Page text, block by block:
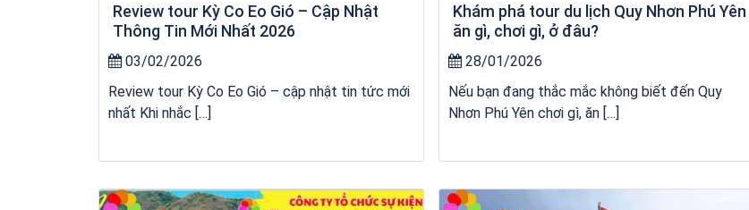
Review tour Kỳ Co Eo Gió – Cập Nhật
Thông Tin Mới Nhất 2026
03/02/2026
Review tour Kỳ Co Eo Gió – cập nhật tin tức mới
nhất Khi nhắc […]
Khám phá tour du lịch Quy Nhơn Phú Yên
ăn gì, chơi gì, ở đâu?
28/01/2026
Nếu bạn đang thắc mắc không biết đến Quy
Nhơn Phú Yên chơi gì, ăn […]
Tour Đảo Lý Sơn